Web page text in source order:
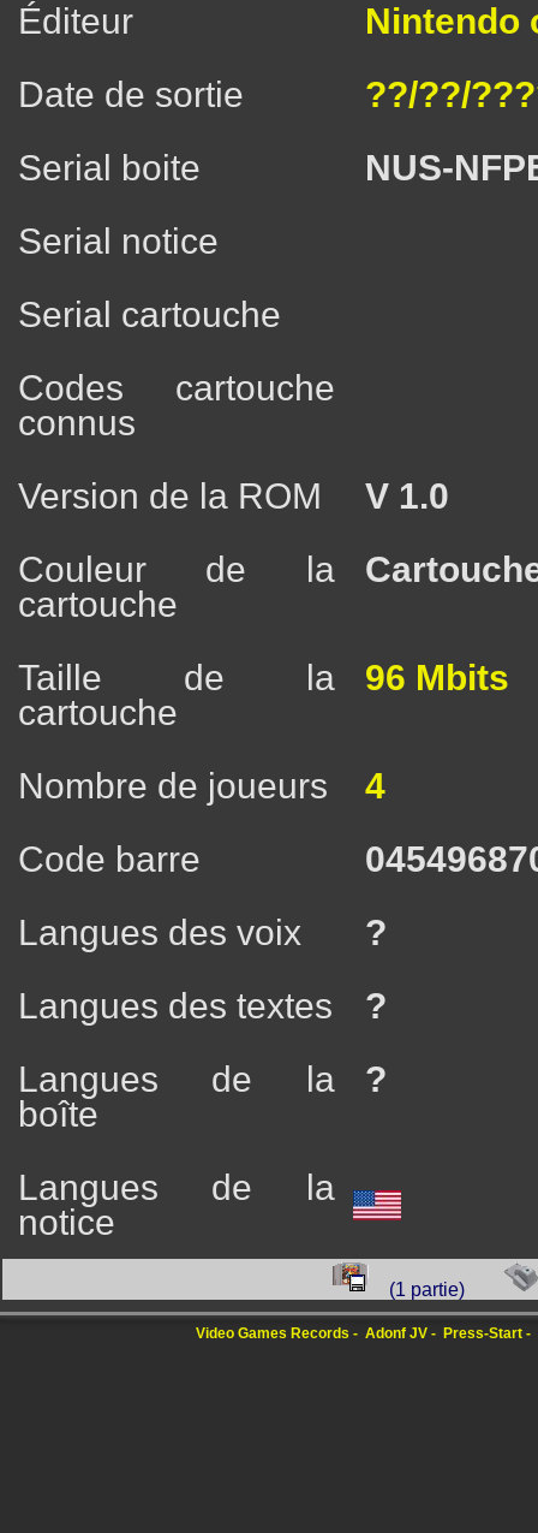
Éditeur
Nintendo
Date de sortie
??/??/
Serial boite
NUS-
Serial notice
Serial cartouche
Codes cartouche
connus
Version de la ROM
V 1.0
Couleur de la
cartouche
Taille de la
cartouche
96 Mbits
Nombre de joueurs
4
Code barre
Langues des voix
?
Langues des textes
?
Langues de la
boîte
?
Langues de la
notice
(1 partie)
Video Games Records Adonf JV Press-Start